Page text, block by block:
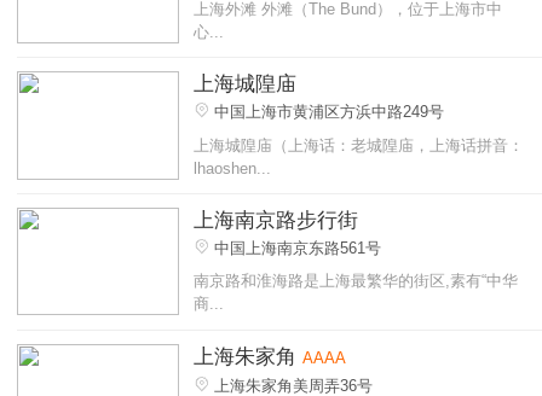
上海外滩 外滩（The Bund），位于上海市中
心...
上海城隍庙
中国上海市黄浦区方浜中路249号
上海城隍庙（上海话：老城隍庙，上海话拼音：
lhaoshen...
上海南京路步行街
中国上海南京东路561号
南京路和淮海路是上海最繁华的街区,素有“中华
商...
上海朱家角 AAAA
上海朱家角美周弄36号